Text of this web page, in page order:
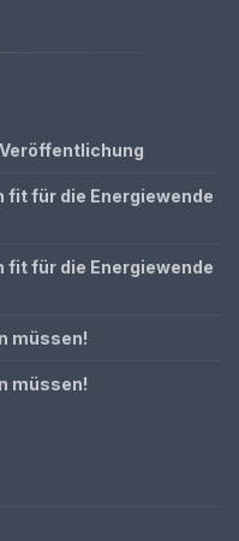
fit für die Energiewende
fit für die Energiewende
müssen!
müssen!